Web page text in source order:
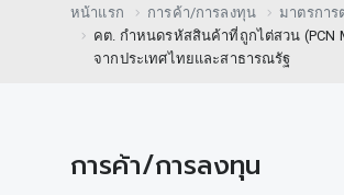
หน้าแรก การค้า/การลงทุน มาตรการ
คต. กำหนดรหัสสินค้าที่ถูกไต่สวน (PCN
จากประเทศไทยและสาธารณรัฐ
การค้า/การลงทุน